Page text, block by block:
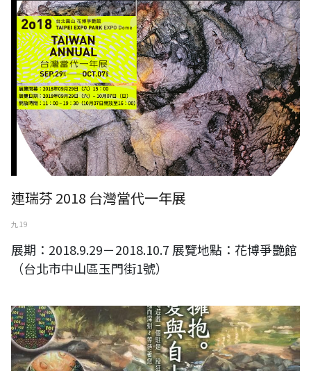
連瑞芬 2018 台灣當代一年展
九 19
展期：2018.9.29－2018.10.7 展覽地點：花博爭艷館
（台北市中山區玉門街1號）
卓淑倩、葉明程、卓子意 家族創作聯展